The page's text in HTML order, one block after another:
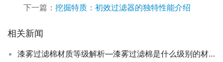
下一篇： 挖掘特质：初效过滤器的独特性能介绍
相关新闻
漆雾过滤棉材质等级解析—漆雾过滤棉是什么级别的材质